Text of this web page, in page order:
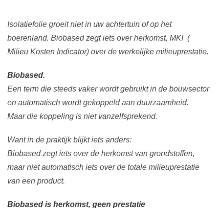
Isolatiefolie groeit niet in uw achtertuin of op het
boerenland. Biobased zegt iets over herkomst, MKI (
Milieu Kosten Indicator) over de werkelijke milieuprestatie.
Biobased.
Een term die steeds vaker wordt gebruikt in de bouwsector
en automatisch wordt gekoppeld aan duurzaamheid.
Maar die koppeling is niet vanzelfsprekend.
Want in de praktijk blijkt iets anders:
Biobased zegt iets over de herkomst van grondstoffen,
maar niet automatisch iets over de totale milieuprestatie
van een product.
Biobased is herkomst, geen prestatie